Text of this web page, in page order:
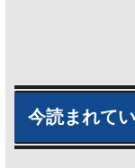
今読まれて